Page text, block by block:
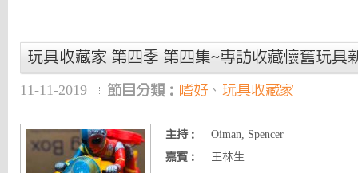
玩具收藏家 第四季 第四集~專訪收藏懷舊玩具
11-11-2019 節目分類： 嗜好 、 玩具收藏家
主持：
Oiman, Spencer
嘉賓：
王林生